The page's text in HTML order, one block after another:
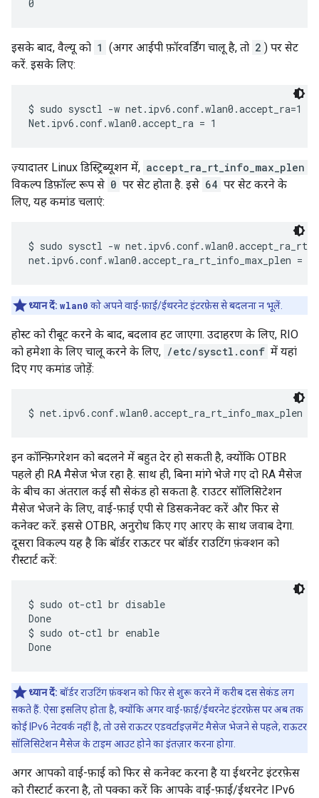
इसके बाद, वैल्यू को 1 (अगर आईपी फ़ॉरवर्डिंग चालू है, तो 2 ) पर सेट
करें. इसके लिए:
$ sudo sysctl -w net.ipv6.conf.wlan0.accept_ra=1
ज़्यादातर Linux डिस्ट्रिब्यूशन में, accept_ra_rt_info_max_plen
विकल्प डिफ़ॉल्ट रूप से 0 पर सेट होता है. इसे 64 पर सेट करने के
लिए, यह कमांड चलाएं:
$ sudo sysctl -w
ध्यान दें: wlan0 को अपने वाई-फ़ाई/ईथरनेट इंटरफ़ेस से बदलना न भूलें.
होस्ट को रीबूट करने के बाद, बदलाव हट जाएगा. उदाहरण के लिए, RIO
को हमेशा के लिए चालू करने के लिए, /etc/sysctl.conf में यहां
दिए गए कमांड जोड़ें:
इन कॉन्फ़िगरेशन को बदलने में बहुत देर हो सकती है, क्योंकि OTBR
पहले ही RA मैसेज भेज रहा है. साथ ही, बिना मांगे भेजे गए दो RA मैसेज
के बीच का अंतराल कई सौ सेकंड हो सकता है. राउटर सॉलिसिटेशन
मैसेज भेजने के लिए, वाई-फ़ाई एपी से डिसकनेक्ट करें और फिर से
कनेक्ट करें. इससे OTBR, अनुरोध किए गए आरए के साथ जवाब देगा.
दूसरा विकल्प यह है कि बॉर्डर राऊटर पर बॉर्डर राउटिंग फ़ंक्शन को
रीस्टार्ट करें:
$ sudo ot-ctl br disable
Done
$ sudo ot-ctl br enable
ध्यान दें: बॉर्डर राउटिंग फ़ंक्शन को फिर से शुरू करने में करीब दस सेकंड लग
सकते हैं. ऐसा इसलिए होता है, क्योंकि अगर वाई-फ़ाई/ईथरनेट इंटरफ़ेस पर अब तक
कोई IPv6 नेटवर्क नहीं है, तो उसे राऊटर एडवर्टाइज़मेंट मैसेज भेजने से पहले, राऊटर
सॉलिसिटेशन मैसेज के टाइम आउट होने का इंतज़ार करना होगा.
अगर आपको वाई-फ़ाई को फिर से कनेक्ट करना है या ईथरनेट इंटरफ़ेस
को रीस्टार्ट करना है, तो पक्का करें कि आपके वाई-फ़ाई/ईथरनेट IPv6